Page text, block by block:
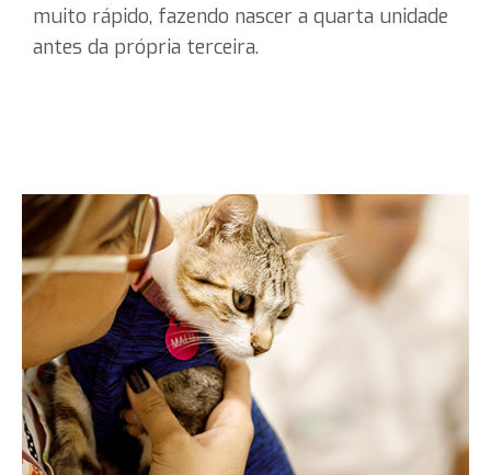
muito rápido, fazendo nascer a quarta unidade
antes da própria terceira.